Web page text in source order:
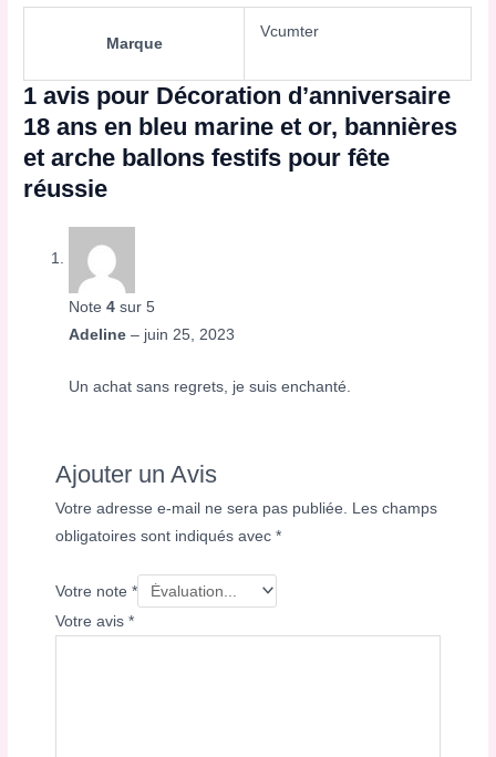
Marque
Vcumter
1 avis pour Décoration d’anniversaire
18 ans en bleu marine et or, bannières
et arche ballons festifs pour fête
réussie
Note4 sur 5
Adeline– juin 25, 2023
Un achat sans regrets, je suis enchanté.
Ajouter un Avis
Votre adresse e-mail ne sera pas publiée.
Les champs
obligatoires sont indiqués avec*
Votre note*
Votre avis*